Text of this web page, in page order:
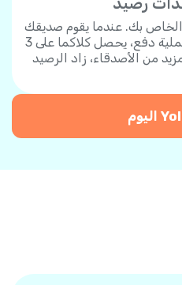
بك. عندما يقوم صديقك
بتثبيت تطبيق Yolla وإجراء عملية دفع، يحصل كلاكما على 3
من الأصدقاء، زاد الرصيد